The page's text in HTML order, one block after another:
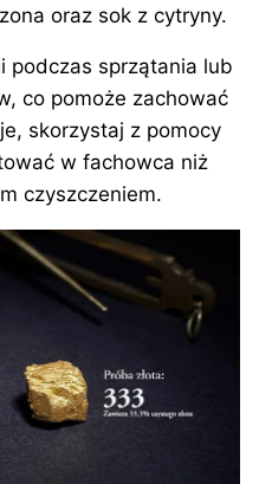
oraz sok z cytryny.
podczas sprzątania lub
co pomoże zachować
skorzystaj z pomocy
w fachowca niż
czyszczeniem.